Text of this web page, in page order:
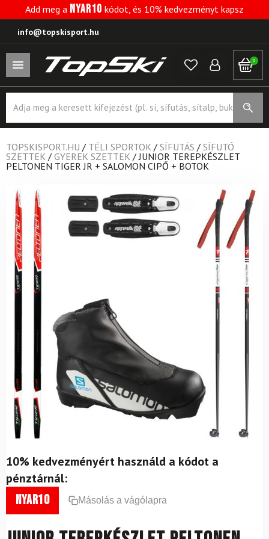
Add meg a NYAR10 kódot, és 10% kedvezményt kapsz
info@topskisport.hu
0
search
TOPSKISPORT.HU / TÉLI SPORTOK / SÍFUTÁS / SÍFUTÓ
SZETTEK / GYEREK SZETTEK /JUNIOR TEREPKÉSZLET
PELTONEN TIGER JR + SALOMON CIPŐ + BOTOK
10% kedvezményért használd a kódot a
pénztárnál:
nyar10 Másolás a vágólapra